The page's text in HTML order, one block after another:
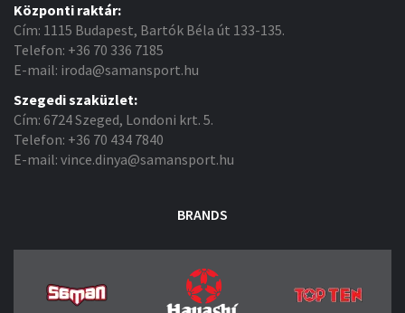
Központi raktár:
Cím: 1115 Budapest, Bartók Béla út 133-135.
Telefon: +36 70 336 7185
E-mail: iroda@samansport.hu
Szegedi szaküzlet:
Cím: 6724 Szeged, Londoni krt. 5.
Telefon: +36 70 434 7840
E-mail: vince.dinya@samansport.hu
BRANDS